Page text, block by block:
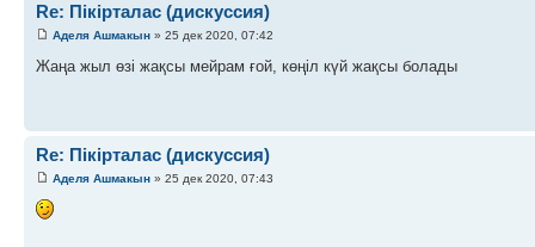
Re: Пікірталас (дискуссия)
Аделя Ашмакын » 25 дек 2020, 07:42
Жаңа жыл өзі жақсы мейрам ғой, көңіл күй жақсы болады
Re: Пікірталас (дискуссия)
Аделя Ашмакын » 25 дек 2020, 07:43